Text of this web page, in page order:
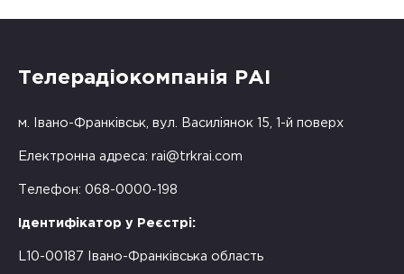
Телерадіокомпанія РАІ
м. Івано-Франківськ, вул. Василіянок 15, 1-й поверх
Електронна адреса: rai@trkrai.com
Телефон: 068-0000-198
Ідентифікатор у Реєстрі:
L10-00187 Івано-Франківська область